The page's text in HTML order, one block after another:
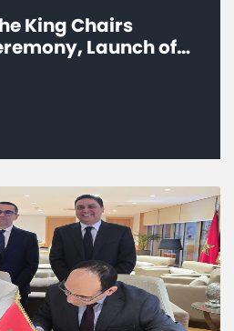
King Chairs
Launch of